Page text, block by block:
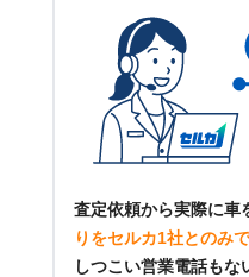
査定依頼から実際に車
りをセルカ1社とのみ
しつこい営業電話も